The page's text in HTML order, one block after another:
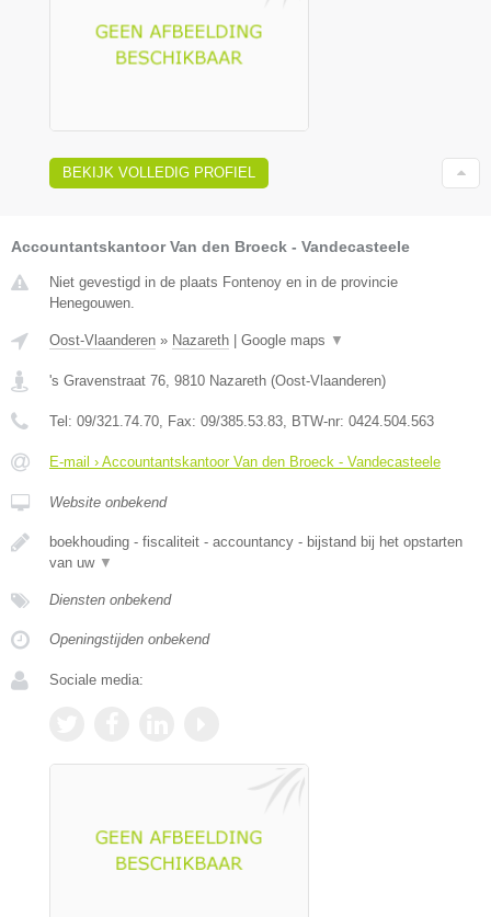
BEKIJK VOLLEDIG PROFIEL
Accountantskantoor Van den Broeck - Vandecasteele
Niet gevestigd in de plaats Fontenoy en in de provincie
Henegouwen.
Oost-Vlaanderen » Nazareth | Google maps ▼
's Gravenstraat 76 9810 Nazareth (Oost-Vlaanderen)
Tel: 09/321.74.70 , Fax: 09/385.53.83 , BTW-nr: 0424.504.563
E-mail › Accountantskantoor Van den Broeck - Vandecasteele
Website onbekend
boekhouding - fiscaliteit - accountancy - bijstand bij het opstarten
van uw ▼
Diensten onbekend
Openingstijden onbekend
Sociale media: